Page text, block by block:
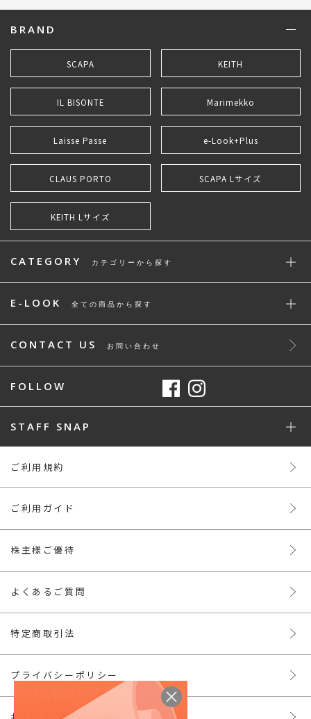
BRAND
SCAPA KEITH
IL BISONTE Marimekko
Laisse Passe e-Look+Plus
CLAUS PORTO SCAPA Lサイズ
KEITH Lサイズ
CATEGORY カテゴリーから探す
E-LOOK 全ての商品から探す
CONTACT US お問い合わせ
FOLLOW
STAFF SNAP
ご利用規約
ご利用ガイド
株主様ご優待
よくあるご質問
特定商取引法
プライバシーポリシー